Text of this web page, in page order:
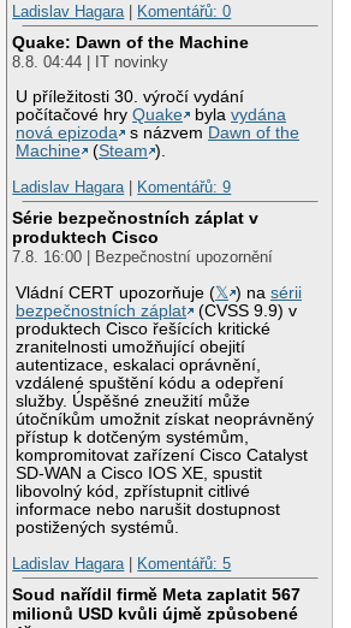
Ladislav Hagara
Komentářů: 0
Quake: Dawn of the Machine
8.8. 04:44 | IT novinky
U příležitosti 30. výročí vydání
počítačové hryQuake bylavydána
nová epizoda
s názvem Dawn of the
Machine
(Steam ).
Ladislav Hagara
Komentářů: 9
Série bezpečnostních záplat v
produktech Cisco
7.8. 16:00 | Bezpečnostní upozornění
Vládní CERT upozorňuje (𝕏 ) nasérii
bezpečnostních záplat
(CVSS 9.9) v
produktech Cisco řešících kritické
zranitelnosti umožňující obejití
autentizace, eskalaci oprávnění,
vzdálené spuštění kódu a odepření
služby. Úspěšné zneužití může
útočníkům umožnit získat neoprávněný
přístup k dotčeným systémům,
kompromitovat zařízení Cisco Catalyst
SD-WAN a Cisco IOS XE, spustit
libovolný kód, zpřístupnit citlivé
informace nebo narušit dostupnost
postižených systémů.
Ladislav Hagara
Komentářů: 5
Soud nařídil firmě Meta zaplatit 567
milionů USD kvůli újmě způsobené